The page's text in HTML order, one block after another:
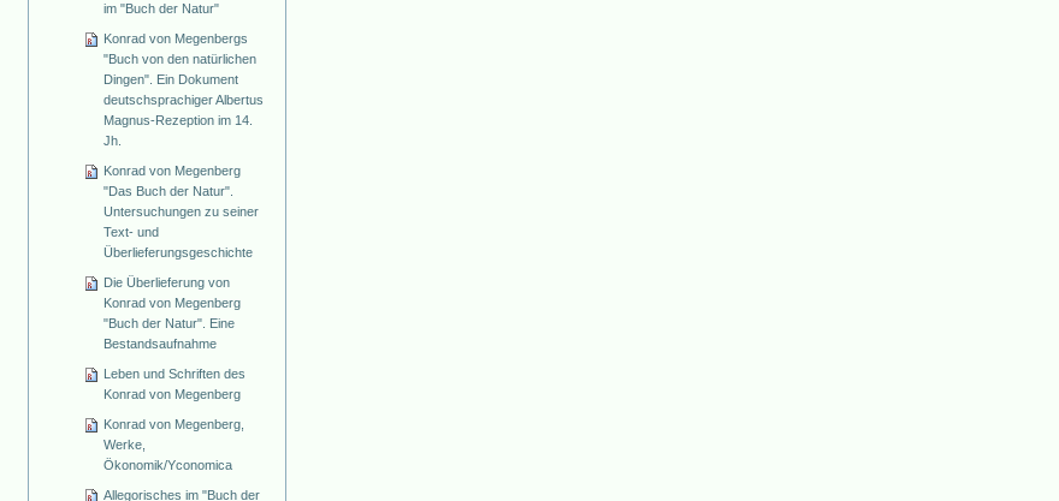
im "Buch der Natur"
Konrad von Megenbergs
"Buch von den natürlichen
Dingen". Ein Dokument
deutschsprachiger Albertus
Magnus-Rezeption im 14.
Jh.
Konrad von Megenberg
"Das Buch der Natur".
Untersuchungen zu seiner
Text- und
Überlieferungsgeschichte
Die Überlieferung von
Konrad von Megenberg
"Buch der Natur". Eine
Bestandsaufnahme
Leben und Schriften des
Konrad von Megenberg
Konrad von Megenberg,
Werke,
Ökonomik/Yconomica
Allegorisches im "Buch der